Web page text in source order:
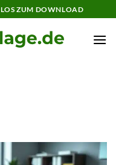
ZUM DOWNLOAD